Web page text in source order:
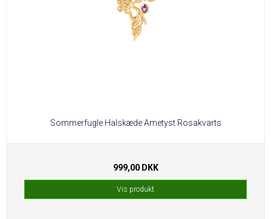
Sommerfugle Halskæde Ametyst Rosakvarts
999,00 DKK
Vis produkt